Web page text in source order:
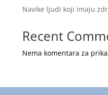
Navike ljudi koji imaju
Recent
Nema komentara za